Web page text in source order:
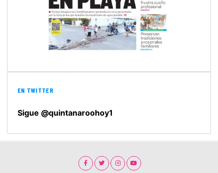
EN TWITTER
Sigue @quintanaroohoy1